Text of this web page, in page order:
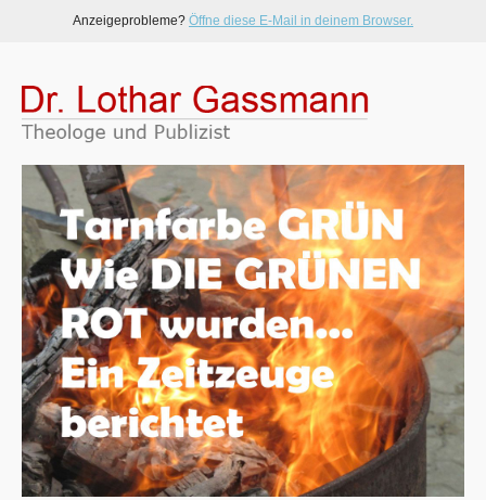
Anzeigeprobleme? Öffne diese E-Mail in deinem Browser.